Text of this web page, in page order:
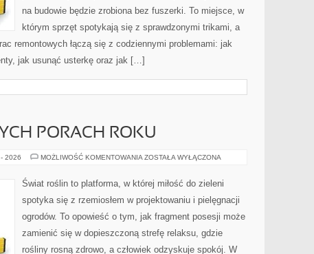
na budowie będzie zrobiona bez fuszerki. To miejsce, w
którym sprzęt spotykają się z sprawdzonymi trikami, a
remontowych łączą się z codziennymi problemami: jak
jak usunąć usterkę oraz jak […]
PORACH ROKU
2026 MOŻLIWOŚĆ KOMENTOWANIA OGRÓD
PORACH
ROKU
ZOSTAŁA WYŁĄCZONA
Świat roślin to platforma, w której miłość do zieleni
spotyka się z rzemiosłem w projektowaniu i pielęgnacji
ogrodów. To opowieść o tym, jak fragment posesji może
zamienić się w dopieszczoną strefę relaksu, gdzie
rośliny rosną zdrowo, a człowiek odzyskuje spokój. W